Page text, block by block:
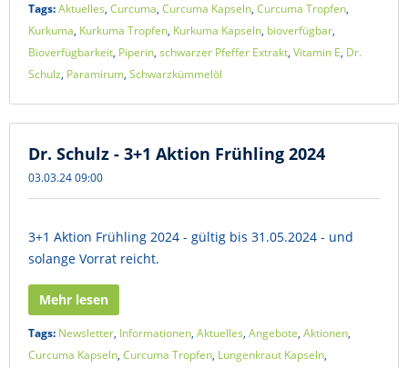
Tags:Aktuelles, Curcuma, Curcuma Kapseln, Curcuma Tropfen,
Kurkuma, Kurkuma Tropfen, Kurkuma Kapseln, bioverfügbar,
Bioverfügbarkeit, Piperin, schwarzer Pfeffer Extrakt, Vitamin E, Dr.
Schulz, Paramirum, Schwarzkümmelöl
Dr. Schulz - 3+1 Aktion Frühling 2024
03.03.24 09:00
3+1 Aktion Frühling 2024 - gültig bis 31.05.2024 - und
solange Vorrat reicht.
Mehr lesen
Tags: Newsletter, Informationen, Aktuelles, Angebote, Aktionen,
Curcuma Kapseln, Curcuma Tropfen, Lungenkraut Kapseln,